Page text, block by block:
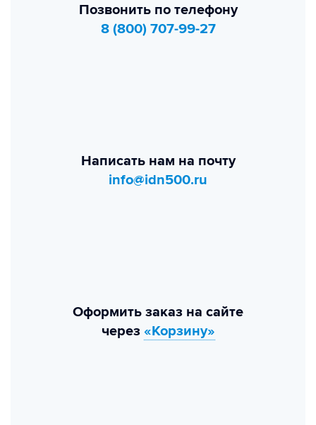
Позвонить по телефону
8 (800) 707-99-27
Написать нам на почту
info@idn500.ru
Оформить заказ на сайте
через «Корзину»